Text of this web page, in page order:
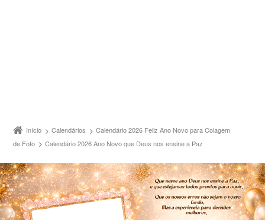
Início Calendários
Calendário 2026 Feliz Ano Novo para Colagem
de Foto
Calendário 2026 Ano Novo que Deus nos ensine a Paz